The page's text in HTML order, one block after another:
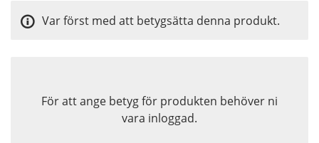
För att ange betyg för produkten behöver ni
vara inloggad.
Var först med att betygsätta denna produkt.